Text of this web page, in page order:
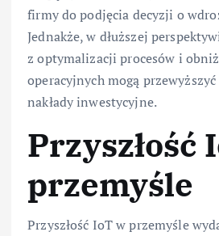
firmy do podjęcia decyzji o
Jednakże, w dłuższej
z optymalizacji procesów i
operacyjnych mogą
nakłady inwestycyjne.
Przyszłość
przemyśle
Przyszłość IoT w przemyśle